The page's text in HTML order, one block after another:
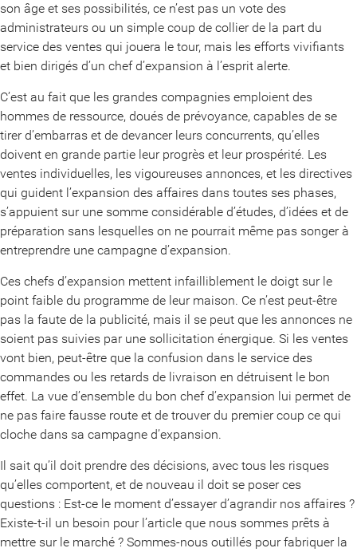
son âge et ses possibilités, ce n’est pas un vote des
administrateurs ou un simple coup de collier de la part du
service des ventes qui jouera le tour, mais les efforts vivifiants
et bien dirigés d’un chef d’expansion à l’esprit alerte.
C’est au fait que les grandes compagnies emploient des
hommes de ressource, doués de prévoyance, capables de se
tirer d’embarras et de devancer leurs concurrents, qu’elles
doivent en grande partie leur progrès et leur prospérité. Les
ventes individuelles, les vigoureuses annonces, et les directives
qui guident l’expansion des affaires dans toutes ses phases,
s’appuient sur une somme considérable d’études, d’idées et de
préparation sans lesquelles on ne pourrait même pas songer à
entreprendre une campagne d’expansion.
Ces chefs d’expansion mettent infailliblement le doigt sur le
point faible du programme de leur maison. Ce n’est peut-être
pas la faute de la publicité, mais il se peut que les annonces ne
soient pas suivies par une sollicitation énergique. Si les ventes
vont bien, peut-être que la confusion dans le service des
commandes ou les retards de livraison en détruisent le bon
effet. La vue d’ensemble du bon chef d’expansion lui permet de
ne pas faire fausse route et de trouver du premier coup ce qui
cloche dans sa campagne d’expansion.
Il sait qu’il doit prendre des décisions, avec tous les risques
qu’elles comportent, et de nouveau il doit se poser ces
questions : Est-ce le moment d’essayer d’agrandir nos affaires ?
Existe-t-il un besoin pour l’article que nous sommes prêts à
mettre sur le marché ? Sommes-nous outillés pour fabriquer la